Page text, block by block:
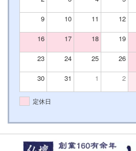
9 10 11 12
16 17 18 19
23 24 25 26
30 31 1 2
定休日